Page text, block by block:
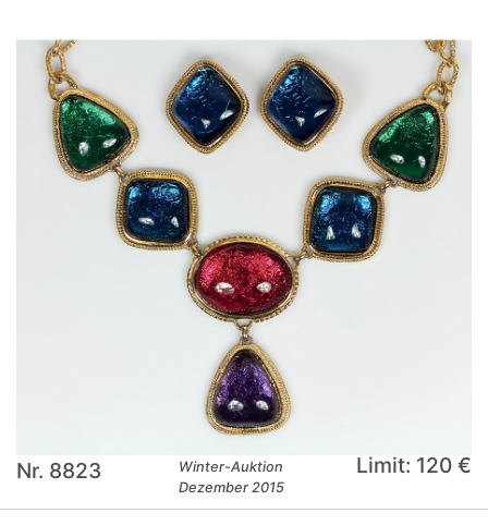
Nr. 8823
Winter-Auktion
Dezember 2015
Limit: 120 €